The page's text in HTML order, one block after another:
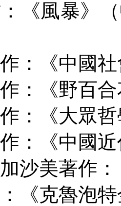
《風暴》
：《中國
：《野百
：《大眾
：《中國
沙美著作
《克魯泡